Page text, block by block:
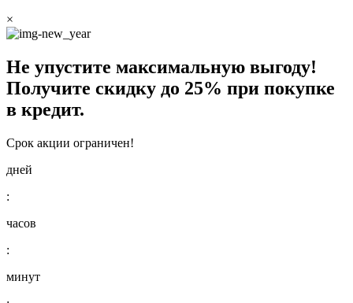
×
Не упустите максимальную выгоду!
Получите скидку до 25% при покупке
в кредит.
Срок акции ограничен!
дней
:
часов
:
минут